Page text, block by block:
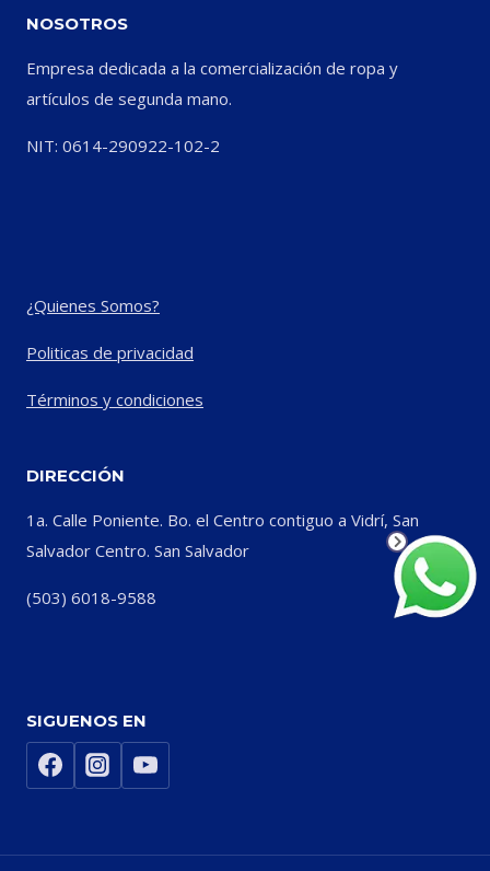
NOSOTROS
Empresa dedicada a la comercialización de ropa y
artículos de segunda mano.
NIT: 0614-290922-102-2
¿Quienes Somos?
Politicas de privacidad
Términos y condiciones
DIRECCIÓN
1a. Calle Poniente. Bo. el Centro contiguo a Vidrí, San
Salvador Centro. San Salvador
(503) 6018-9588
SIGUENOS EN